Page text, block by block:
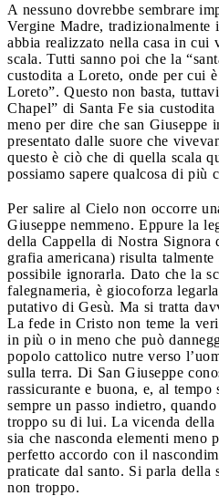
A nessuno dovrebbe sembrare
Vergine Madre, tradizionalmente
abbia realizzato nella casa in cui
scala. Tutti sanno poi che la
custodita a Loreto, onde per cui
Loreto”. Questo non basta,
Chapel” di Santa Fe sia
meno per dire che san Giuseppe
presentato dalle suore che
questo è ciò che di quella scala
possiamo sapere qualcosa di più
Per salire al Cielo non occorre
Giuseppe nemmeno. Eppure la
della Cappella di Nostra
grafia americana) risulta talmente
possibile ignorarla. Dato che la
falegnameria, è giocoforza
putativo di Gesù. Ma si tratta
La fede in Cristo non teme la
in più o in meno che può
popolo cattolico nutre verso
sulla terra. Di San Giuseppe
rassicurante e buona, e, al tempo
sempre un passo indietro,
troppo su di lui. La vicenda della
sia che nasconda elementi meno
perfetto accordo con il
praticate dal santo. Si parla della
non troppo.